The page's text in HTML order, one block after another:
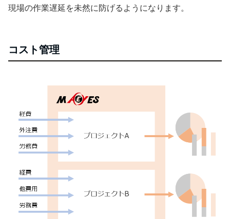
現場の作業遅延を未然に防げるようになります。
コスト管理